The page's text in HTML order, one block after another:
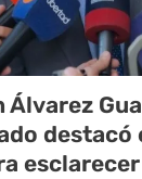
Álvarez
destacó